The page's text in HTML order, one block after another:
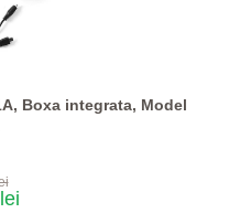
Boxa integrata, Model